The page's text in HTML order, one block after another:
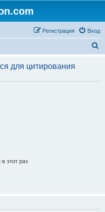
Вход
Регистрация
с
для цитирования
этот раз